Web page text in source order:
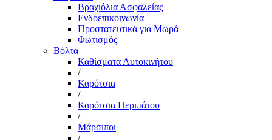
Βραχιόλια Ασφαλείας
Ενδοεπικοινωνία
Προστατευτικά για Μωρά
Φωτισμός
Βόλτα
Καθίσματα Αυτοκινήτου
/
Καρότσια
/
Καρότσια Περιπάτου
/
Μάρσιποι
/